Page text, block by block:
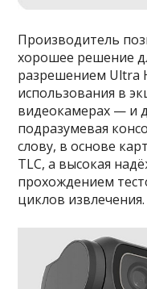
Производитель
хорошее решение
разрешением Ultra
использования в
видеокамерах — и
подразумевая
слову, в основе
TLC, а высокая
прохождением
циклов извлечения.